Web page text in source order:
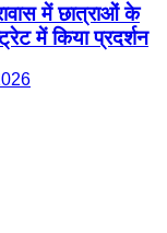
में छात्राओं के
में किया प्रदर्शन